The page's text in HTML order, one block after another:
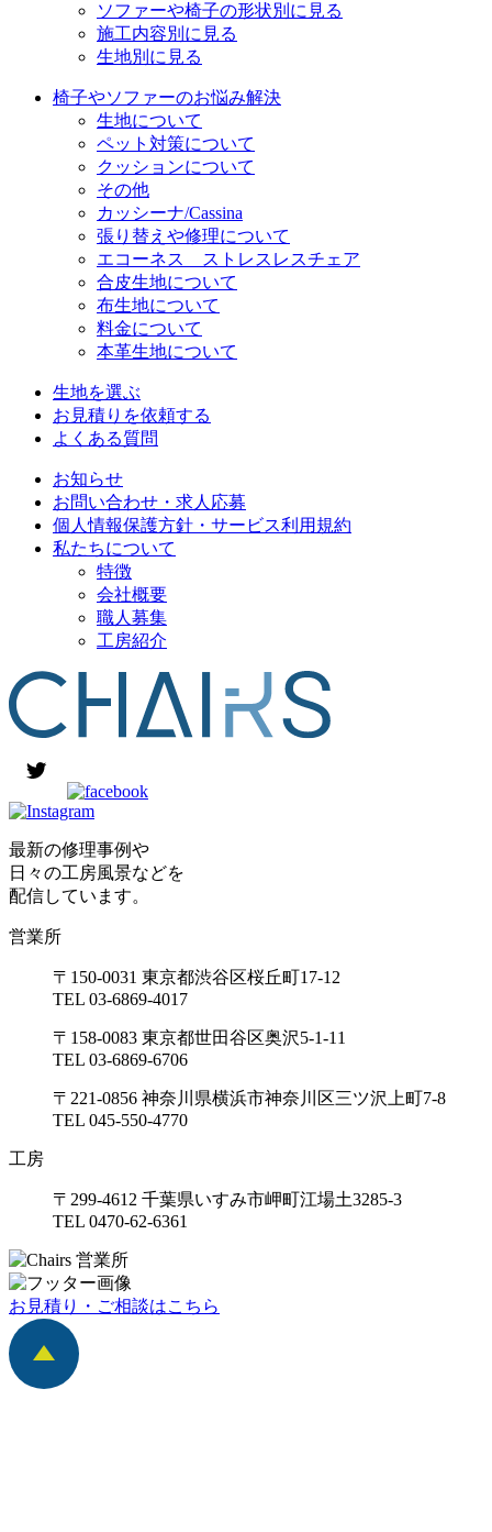
ソファーや椅子の形状別に見る
施工内容別に見る
生地別に見る
椅子やソファーのお悩み解決
生地について
ペット対策について
クッションについて
その他
カッシーナ/Cassina
張り替えや修理について
エコーネス ストレスレスチェア
合皮生地について
布生地について
料金について
本革生地について
生地を選ぶ
お見積りを依頼する
よくある質問
お知らせ
お問い合わせ・求人応募
個人情報保護方針・サービス利用規約
私たちについて
特徴
会社概要
職人募集
工房紹介
最新の修理事例や
日々の工房風景などを
配信しています。
営業所
〒150-0031 東京都渋谷区桜丘町17-12
TEL 03-6869-4017
〒158-0083 東京都世田谷区奥沢5-1-11
TEL 03-6869-6706
〒221-0856 神奈川県横浜市神奈川区三ツ沢上町7-8
TEL 045-550-4770
工房
〒299-4612 千葉県いすみ市岬町江場土3285-3
TEL 0470-62-6361
お見積り・ご相談はこちら